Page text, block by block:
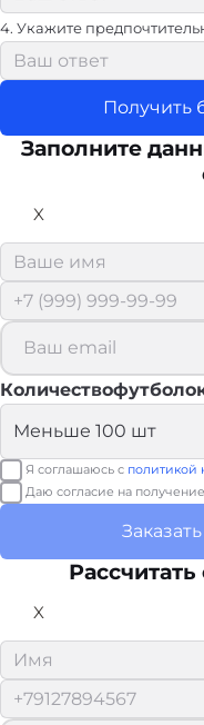
4. Укажите
Получить
Заполните
X
Я соглашаюсь с политикой
Даю согласие на получение
X